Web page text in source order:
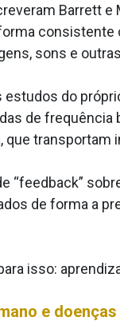
Barrett e
sons e
do
de
que
“feedback”
de forma a
isso:
e doenças